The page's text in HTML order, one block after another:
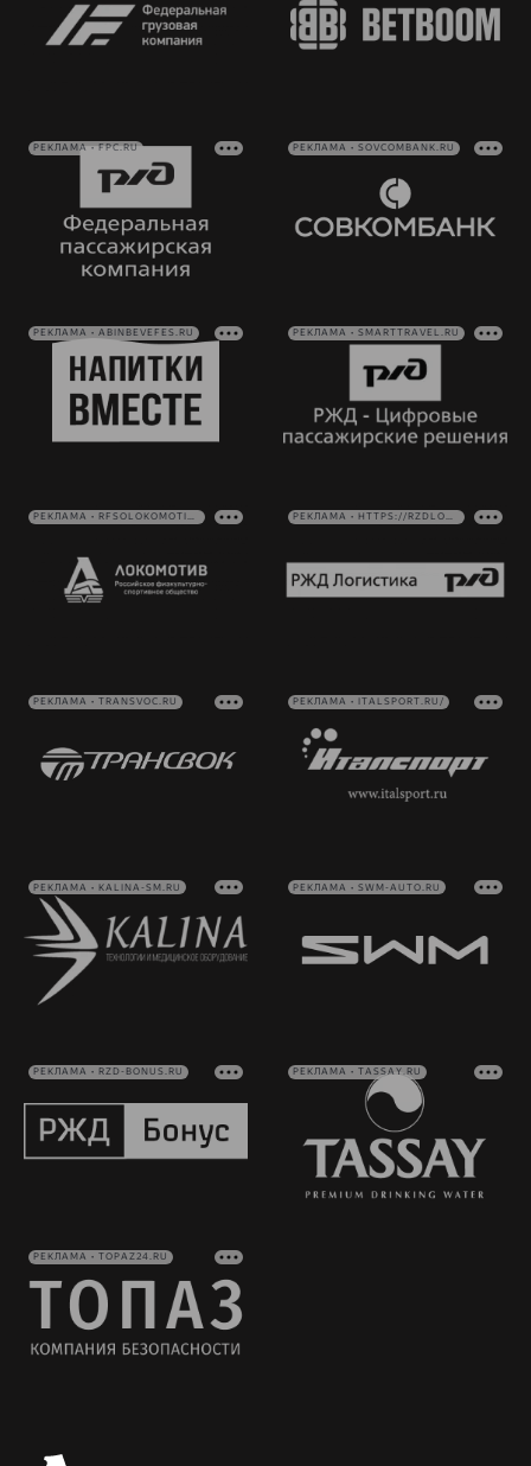
РЕКЛАМА • FPC.RU РЕКЛАМА • SOVCOMBANK.RU
РЕКЛАМА • ABINBEVEFES.RU РЕКЛАМА • SMARTTRAVEL.RU
РЕКЛАМА • RFSOLOKOMOTIV.RU РЕКЛАМА • HTTPS://RZDLOG.RU/
РЕКЛАМА • TRANSVOC.RU РЕКЛАМА • ITALSPORT.RU/
РЕКЛАМА • KALINA-SM.RU РЕКЛАМА • SWM-AUTO.RU
РЕКЛАМА • RZD-BONUS.RU РЕКЛАМА • TASSAY.RU
РЕКЛАМА • TOPAZ24.RU